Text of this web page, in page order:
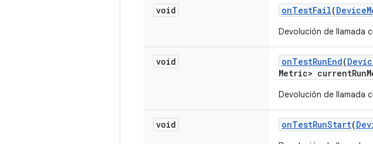
void onTestFail(Device
Devolución de llamada
void onTestRunEnd(
Metric> currentRun
Devolución de llamada
void onTestRunStart(